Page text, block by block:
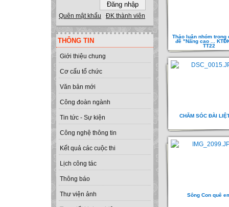
Quên mật khẩu ĐK thành viên
THÔNG TIN
Giới thiệu chung
Cơ cấu tổ chức
Văn bản mới
Công đoàn ngành
Tin tức - Sự kiện
Công nghệ thông tin
Kết quả các cuộc thi
Lịch công tác
Thông báo
Thư viện ảnh
Thảo luận nhóm trong
đề "Nâng cao ...
TT22
CHĂM SÓC ĐÀI
Sông Con quê